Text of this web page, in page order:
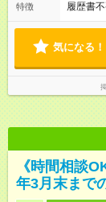
特徴 履歴書
気になる！
《時間相談
年3月末まで